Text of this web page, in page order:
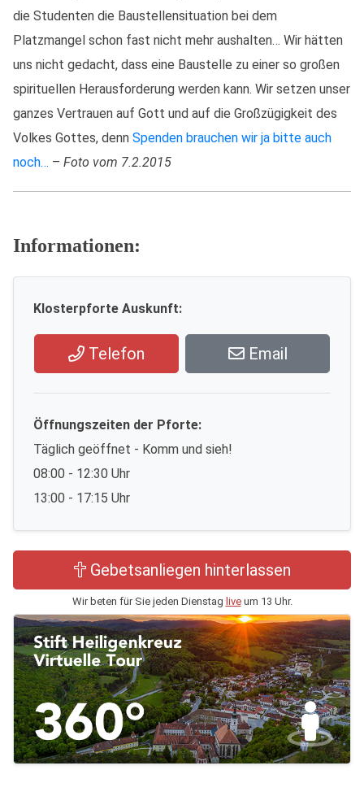
die Studenten die Baustellensituation bei dem
Platzmangel schon fast nicht mehr aushalten… Wir hätten
uns nicht gedacht, dass eine Baustelle zu einer so großen
spirituellen Herausforderung werden kann. Wir setzen unser
ganzes Vertrauen auf Gott und auf die Großzügigkeit des
Volkes Gottes, denn Spenden brauchen wir ja bitte auch
noch… – Foto vom 7.2.2015
Informationen:
Klosterpforte Auskunft:
Telefon Email
Öffnungszeiten der Pforte:
Täglich geöffnet - Komm und sieh!
08:00 - 12:30 Uhr
13:00 - 17:15 Uhr
Gebetsanliegen hinterlassen
Wir beten für Sie jeden Dienstag liveum 13 Uhr.